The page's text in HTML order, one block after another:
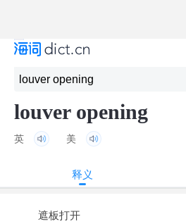
louver opening
英 美
释义
遮板打开